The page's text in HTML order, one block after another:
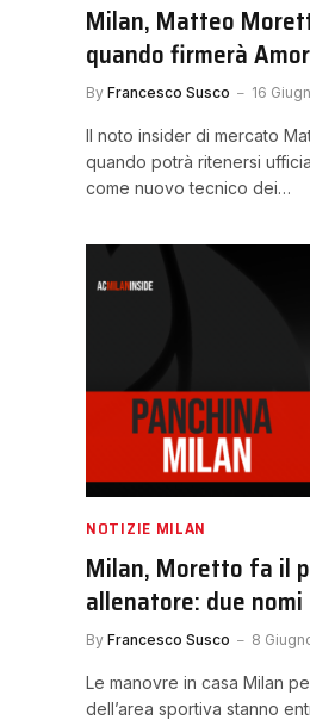
Milan, Matteo
quando firmerà
By Francesco Susco 16
Il noto insider di mercato
quando potrà ritenersi
come nuovo tecnico dei…
NOTIZIE MILAN
Milan, Moretto fa il
allenatore: due
By Francesco Susco 8
Le manovre in casa Milan
dell’area sportiva stanno